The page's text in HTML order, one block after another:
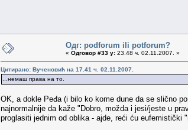
Одг: podforum ili potforum?
« Одговор #33 у: 23.48 ч. 02.11.2007. »
Цитирано: Вученовић на 17.41 ч. 02.11.2007.
...немаш права на то.
OK, a dokle Peđa (i bilo ko kome dune da se slično
najnormalnije da kaže "Dobro, možda i jesi/jeste u
proglasiti jednim od oblika - ajde, reći ću eufemistički